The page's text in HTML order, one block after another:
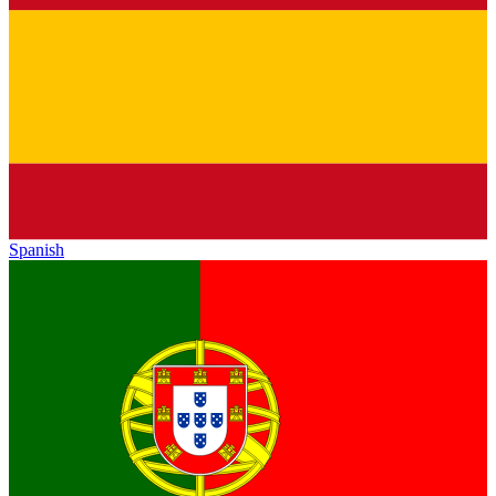
Spanish